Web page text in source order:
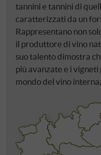
tannini e tannini di
caratterizzati da un
Rappresentano non
il produttore di vino
suo talento dimostra
più avanzate e i
mondo del vino